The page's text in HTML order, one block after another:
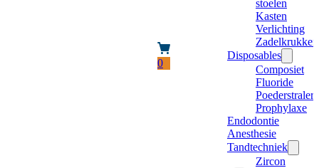
0
stoelen
Kasten
Verlichting
Zadelkrukken
Disposables
Composiet
Fluoride
Poederstraler
Prophylaxe
Endodontie
Anesthesie
Tandtechniek
Zircon